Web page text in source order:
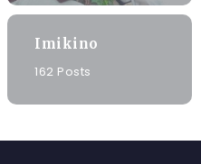
Imikino
162 Posts